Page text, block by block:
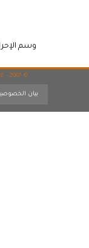
وسم
© 2007 - 2026
بيان